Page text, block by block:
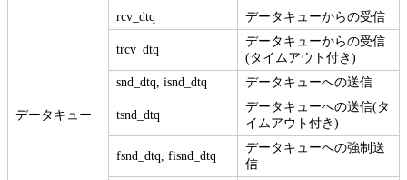
データキュー
rcv_dtq データキューからの受信
trcv_dtq
データキューからの受信
(タイムアウト付き)
snd_dtq, isnd_dtq
データキューへの送信
tsnd_dtq
データキューへの送信(タ
イムアウト付き)
fsnd_dtq, fisnd_dtq
データキューへの強制送
信